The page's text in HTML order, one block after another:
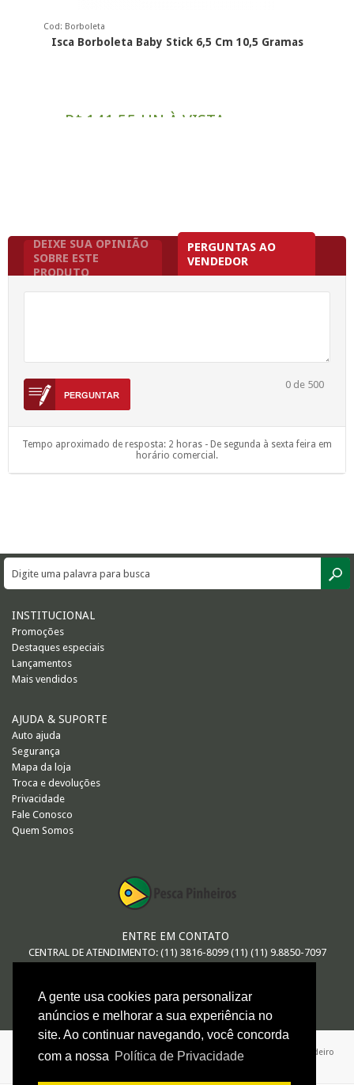
A gente usa cookies para personalizar
anúncios e melhorar a sua experiência no
site. Ao continuar navegando, você concorda
com a nossa Política de Privacidade
Cod: Borboleta
Isca Borboleta Baby Stick 6,5 Cm 10,5 Gramas
R$ 141,55 UN À VISTA
DEIXE SUA OPINIÃO
SOBRE ESTE
PRODUTO
PERGUNTAS AO
VENDEDOR
0 de 500
Tempo aproximado de resposta: 2 horas - De segunda à sexta feira em
horário comercial.
INSTITUCIONAL
Promoções
Destaques especiais
Lançamentos
Mais vendidos
AJUDA & SUPORTE
Auto ajuda
Segurança
Mapa da loja
Troca e devoluções
Privacidade
Fale Conosco
Quem Somos
ENTRE EM CONTATO
CENTRAL DE ATENDIMENTO: (11) 3816-8099 (11) (11) 9.8850-7097
vendas@pescapinheiros.com.br
ARTHUR MACEDO DE OLIVEIRA - ME / 08.547.552/0001-26 / Avenida Brigadeiro
Faria Lima 624 - São Paulo - SP